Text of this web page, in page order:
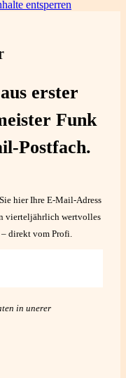
entsperren
erster
Funk
Postfach.
hier Ihre E-Mail-Adress
vierteljährlich wertvolles
– direkt vom Profi.
in unerer